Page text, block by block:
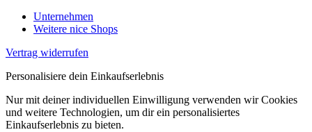
Unternehmen
Weitere nice Shops
Vertrag widerrufen
Personalisiere dein Einkaufserlebnis
Nur mit deiner individuellen Einwilligung verwenden wir Cookies
und weitere Technologien, um dir ein personalisiertes
Einkaufserlebnis zu bieten.